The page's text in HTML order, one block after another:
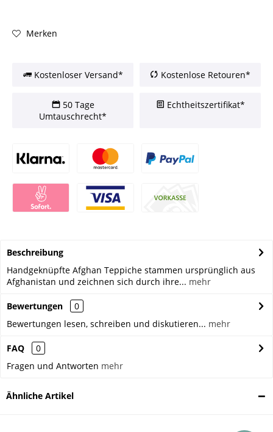
Merken
Kostenloser Versand* Kostenlose Retouren*
50 Tage
Umtauschrecht*
Echtheitszertifikat*
Beschreibung
Handgeknüpfte Afghan Teppiche stammen ursprünglich aus
Afghanistan und zeichnen sich durch ihre... mehr
Bewertungen
0
Bewertungen lesen, schreiben und diskutieren... mehr
FAQ
0
Fragen und Antworten mehr
Ähnliche Artikel